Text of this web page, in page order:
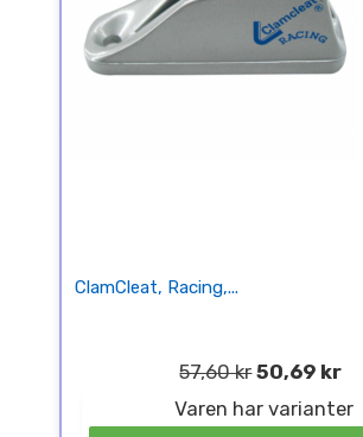
ClamCleat, Racing,...
57,60 kr 50,69 kr
Varen har varianter